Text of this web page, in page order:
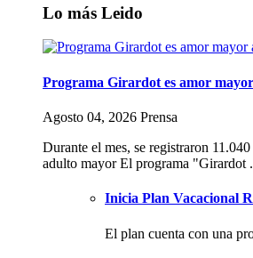
Lo más Leido
Programa Girardot es amor
Agosto 04, 2026 Prensa
Durante el mes, se registraron
adulto mayor El programa "Girardot
Inicia Plan Vacacional
El plan cuenta con una